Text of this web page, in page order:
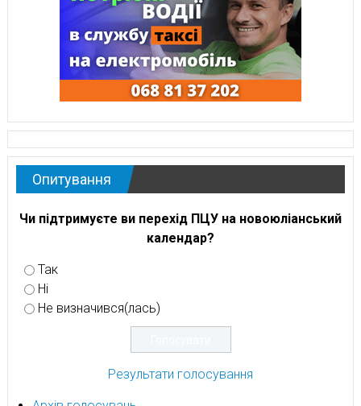
Опитування
Чи підтримуєте ви перехід ПЦУ на новоюліанський
календар?
Так
Ні
Не визначився(лась)
Результати голосування